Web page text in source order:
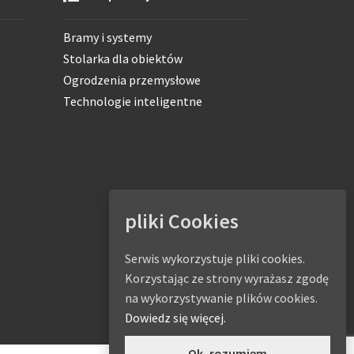
Bramy i systemy
Stolarka dla obiektów
Ogrodzenia przemysłowe
Technologie inteligentne
pliki Cookies
Serwis wykorzystuje pliki cookies.
Korzystając ze strony wyrażasz zgodę
na wykorzystywanie plików cookies.
Dowiedz się więcej.